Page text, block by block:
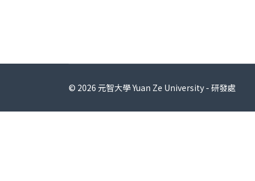
© 2026 元智大學 Yuan Ze University - 研發處